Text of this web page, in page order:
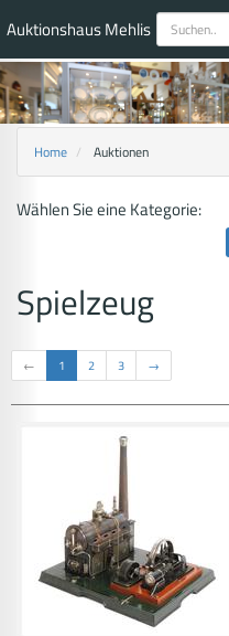
Auktionshaus Mehlis
Home Auktionen
Wählen Sie eine Kategorie:
Spielzeug
← 1 2 3 →